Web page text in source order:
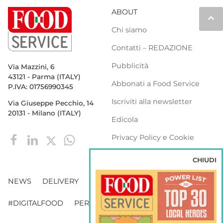
keyboard_arrow_up
Via Mazzini, 6
43121 - Parma (ITALY)
P.IVA: 01756990345
Via Giuseppe Pecchio, 14
20131 - Milano (ITALY)
ABOUT
Chi siamo
Contatti – REDAZIONE
Pubblicità
Abbonati a Food Service
Iscriviti alla newsletter
Edicola
Privacy Policy e Cookie
NEWS DELIVERY DISTRIBUZIONE
#DIGITALFOOD PERSONE WEBINAR VENDING
CHIUDI